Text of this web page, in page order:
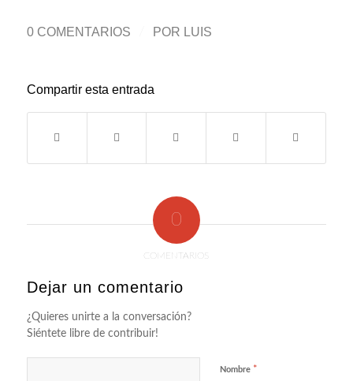
0 COMENTARIOS POR LUIS
Compartir esta entrada
0
COMENTARIOS
Dejar un comentario
¿Quieres unirte a la conversación?
Siéntete libre de contribuir!
Nombre *